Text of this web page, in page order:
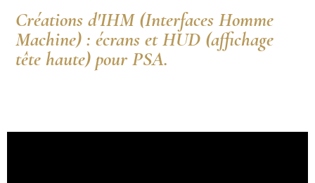
Créations d'IHM (Interfaces Homme
Machine) : écrans et HUD (affichage
tête haute) pour PSA.